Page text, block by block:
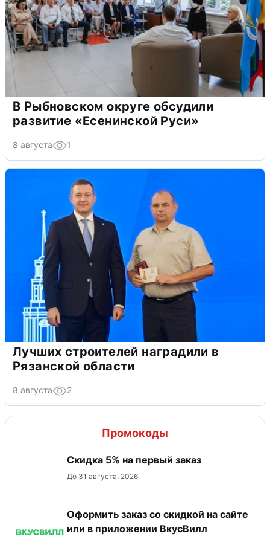
В Рыбновском округе обсудили
развитие «Есенинской Руси»
8 августа 1
Лучших строителей наградили в
Рязанской области
8 августа 2
Промокоды
Скидка 5% на первый заказ
До 31 августа, 2026
Оформить заказ со скидкой на сайте
или в приложении ВкусВилл